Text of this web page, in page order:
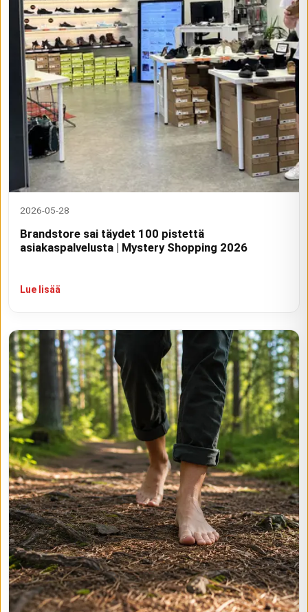
2026-05-28
Brandstore sai täydet 100 pistettä
asiakaspalvelusta | Mystery Shopping 2026
Lue lisää